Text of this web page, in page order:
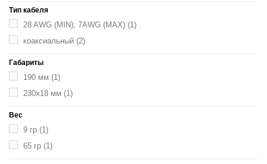
Тип кабеля
28 AWG (MIN); 7AWG (MAX) (1)
коаксиальный (2)
Габариты
190 мм (1)
230x18 мм (1)
Вес
9 гр (1)
65 гр (1)